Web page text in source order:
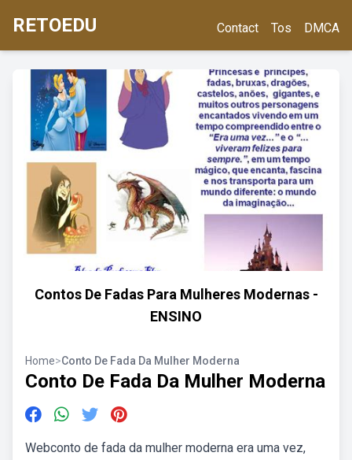
RETOEDU Contact Tos DMCA
Contos De Fadas Para Mulheres Modernas -
ENSINO
Home>Conto De Fada Da Mulher Moderna
Conto De Fada Da Mulher Moderna
Webconto de fada da mulher moderna era uma vez,